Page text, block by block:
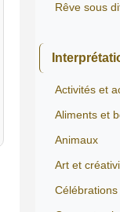
Rêve sous
Activités et
Aliments et
Animaux
Art et